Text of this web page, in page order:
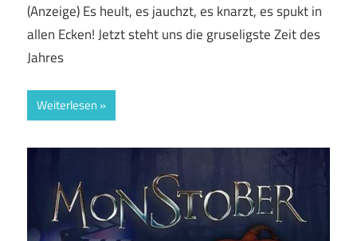
(Anzeige) Es heult, es jauchzt, es knarzt, es spukt in
allen Ecken! Jetzt steht uns die gruseligste Zeit des
Jahres
Weiterlesen